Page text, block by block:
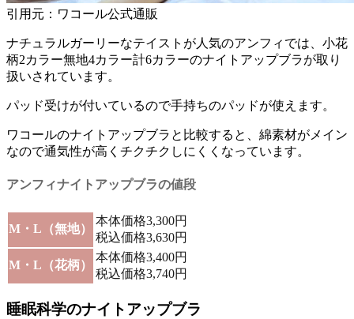
引用元：ワコール公式通販
ナチュラルガーリーなテイストが人気のアンフィでは、 小花
柄2カラー無地4カラー計6カラーのナイトアップブラが取り
扱いされています。
パッド受けが付いているので手持ちのパッドが使えます。
ワコールのナイトアップブラと比較すると、 綿素材がメイン
なので通気性が高くチクチクしにくくなっています。
アンフィナイトアップブラの値段
M・L（無地）
本体価格3,300円
税込価格3,630円
M・L（花柄）
本体価格3,400円
税込価格3,740円
睡眠科学のナイトアップブラ